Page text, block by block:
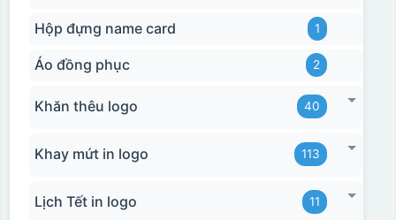
Hộp xi bình hoa
Hộp đựng name card 1
Áo đồng phục 2
Khăn thêu logo 40
Khay mứt in logo 113
Lịch Tết in logo 11